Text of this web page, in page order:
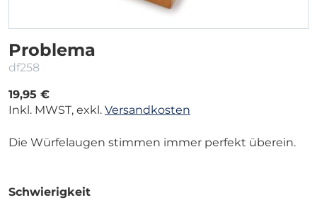
Problema
df258
19,95 €
Inkl. MWST, exkl. Versandkosten
Die Würfelaugen stimmen immer perfekt überein.
Schwierigkeit